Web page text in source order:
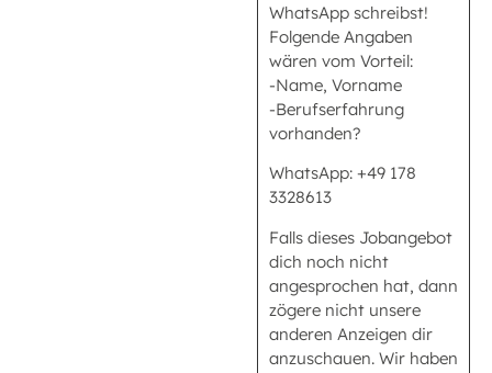
WhatsApp schreibst!
Folgende Angaben
wären vom Vorteil:
-Name, Vorname
-Berufserfahrung
vorhanden?
WhatsApp: +49 178
3328613
Falls dieses Jobangebot
dich noch nicht
angesprochen hat, dann
zögere nicht unsere
anderen Anzeigen dir
anzuschauen. Wir haben